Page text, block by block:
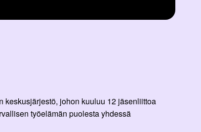
keskusjärjestö, johon kuuluu 12 jäsenliittoa
työelämän puolesta yhdessä